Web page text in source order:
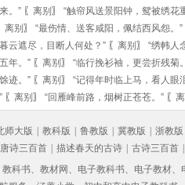
。” 〖 离别 〗 “触帘风送景阳钟，鸳被绣花
离别 〗 “最伤情、送客咸阳，佩结西风怨。”
云遮尽，目断人何处？” 〖 离别 〗 “绣帏人
年。” 〖 离别 〗 “临行挽衫袖，更尝折残菊
迹。” 〖 离别 〗 “记得年时临上马，看人眼
〖 离别 〗 “回雁峰前路，烟树正苍苍。” 〖
师大版 教科版 鲁教版 冀教版 浙教版
唐诗三百首 描述春天的古诗 古诗三百首
科书、教材网、电子教科书、电子教材、